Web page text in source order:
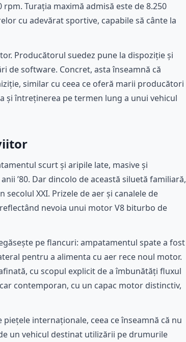
Turația maximă admisă este de 8.250
cu adevărat sportive, capabile să cânte la
Producătorul suedez pune la dispoziție și
de software. Concret, asta înseamnă că
similar cu ceea ce oferă marii producători
întreținerea pe termen lung a unui vehicul
scurt și aripile late, masive și
’80. Dar dincolo de această siluetă familiară,
XXI. Prizele de aer și canalele de
nevoia unui motor V8 biturbo de
pe flancuri: ampatamentul spate a fost
pentru a alimenta cu aer rece noul motor.
cu scopul explicit de a îmbunătăți fluxul
contemporan, cu un capac motor distinctiv,
internaționale, ceea ce înseamnă că nu
un vehicul destinat utilizării pe drumurile